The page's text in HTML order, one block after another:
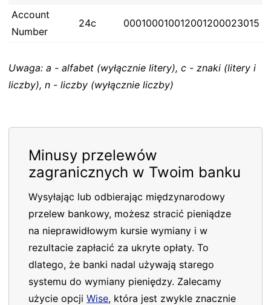
Account
Number
24c 000100010012001200023015
Uwaga: a - alfabet (wyłącznie litery), c - znaki (litery i
liczby), n - liczby (wyłącznie liczby)
Minusy przelewów
zagranicznych w Twoim banku
Wysyłając lub odbierając międzynarodowy
przelew bankowy, możesz stracić pieniądze
na nieprawidłowym kursie wymiany i w
rezultacie zapłacić za ukryte opłaty. To
dlatego, że banki nadal używają starego
systemu do wymiany pieniędzy. Zalecamy
użycie opcji Wise, która jest zwykle znacznie